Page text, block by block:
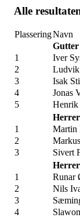
Alle
PlasseringNavn
Gutter
1
Iver
2
3
Isak
4
Jonas
5
Henrik
1
Martin
2
3
Sivert
1
Runar
2
Nils
3
4